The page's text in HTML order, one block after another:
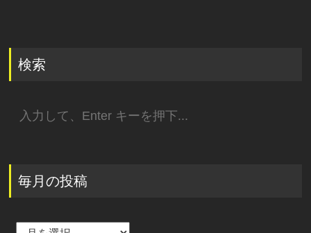
検索
索:
毎月の投稿
毎